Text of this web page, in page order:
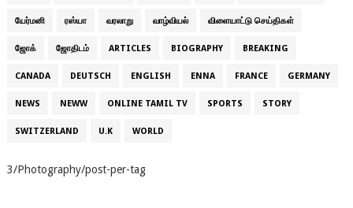
யேர்மனி ரஸ்யா வரலாறு வாழ்வியல் விளையாட்டு செய்திகள்
ஜோக் ஜோதிடம் ARTICLES BIOGRAPHY BREAKING
CANADA DEUTSCH ENGLISH ENNA FRANCE GERMANY
NEWS NEWW ONLINE TAMIL TV SPORTS STORY
SWITZERLAND U.K WORLD
3/Photography/post-per-tag